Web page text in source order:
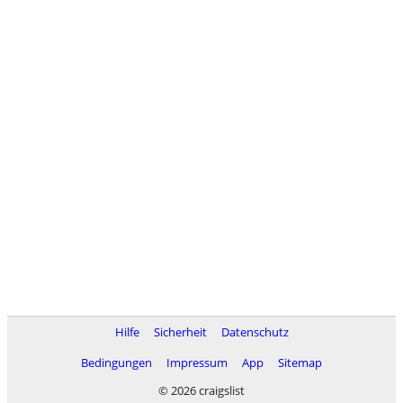
Hilfe Sicherheit
Datenschutz
Bedingungen
Impressum App
Sitemap
© 2026 craigslist